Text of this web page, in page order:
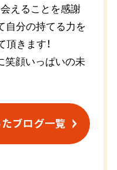
えることを感謝
自分の持てる力を
きます！
笑顔いっぱいの未
ブログ一覧